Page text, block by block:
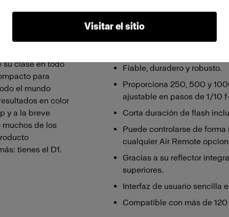
Visitar el sitio
Es un
su clase en todo
para
el mundo
en color
y a la breve
muchos de los
tienes el D1.
Características
Fiable, duradero y robusto.
Proporciona 250, 500 y
ajustable en pasos de 1/10
Corta duración de flash
Puede controlarse de
cualquier Air Remote
Gracias a su reflector
superiores.
Interfaz de usuario sencilla
Compatible con más de